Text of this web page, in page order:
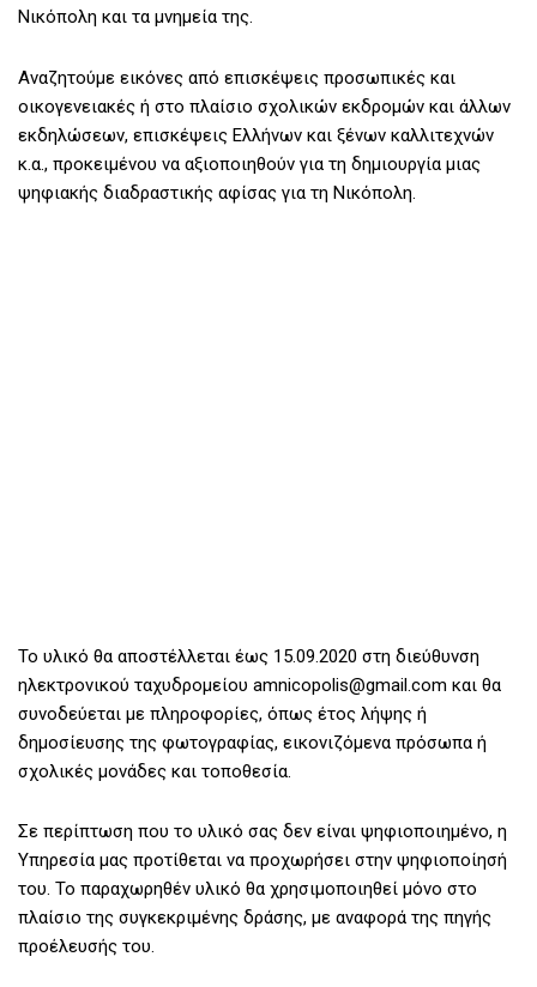
Νικόπολη και τα μνημεία της.
Αναζητούμε εικόνες από επισκέψεις προσωπικές και
οικογενειακές ή στο πλαίσιο σχολικών εκδρομών και άλλων
εκδηλώσεων, επισκέψεις Ελλήνων και ξένων καλλιτεχνών
κ.α., προκειμένου να αξιοποιηθούν για τη δημιουργία μιας
ψηφιακής διαδραστικής αφίσας για τη Νικόπολη.
Το υλικό θα αποστέλλεται έως 15.09.2020 στη διεύθυνση
ηλεκτρονικού ταχυδρομείου amnicopolis@gmail.com και θα
συνοδεύεται με πληροφορίες, όπως έτος λήψης ή
δημοσίευσης της φωτογραφίας, εικονιζόμενα πρόσωπα ή
σχολικές μονάδες και τοποθεσία.
Σε περίπτωση που το υλικό σας δεν είναι ψηφιοποιημένο, η
Υπηρεσία μας προτίθεται να προχωρήσει στην ψηφιοποίησή
του. Το παραχωρηθέν υλικό θα χρησιμοποιηθεί μόνο στο
πλαίσιο της συγκεκριμένης δράσης, με αναφορά της πηγής
προέλευσής του.